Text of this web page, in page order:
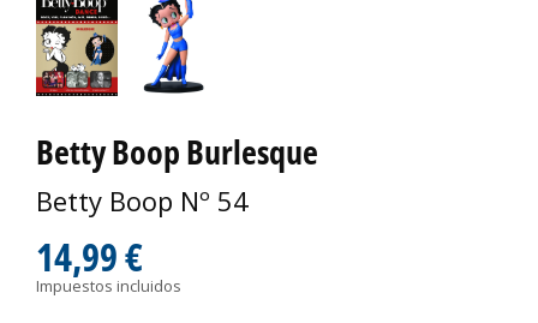
Betty Boop Burlesque
Betty Boop Nº 54
14,99 €
Impuestos incluidos